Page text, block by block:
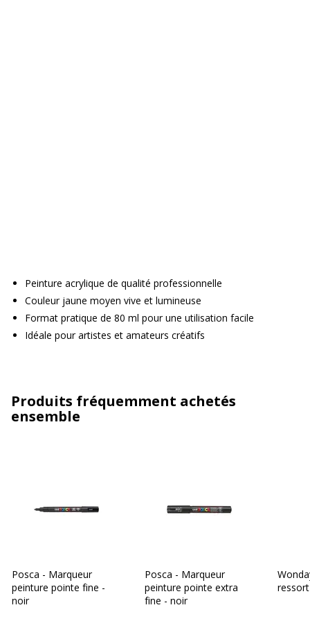
Peinture acrylique de qualité professionnelle
Couleur jaune moyen vive et lumineuse
Format pratique de 80 ml pour une utilisation facile
Idéale pour artistes et amateurs créatifs
Produits fréquemment achetés
ensemble
Posca - Marqueur
peinture pointe fine -
noir
Posca - Marqueur
peinture pointe extra
fine - noir